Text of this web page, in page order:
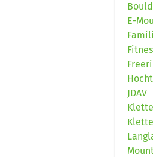
E-
JDAV